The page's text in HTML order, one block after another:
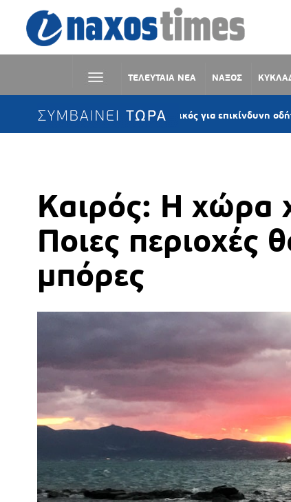
ΤΕΛΕΥΤΑΙΑ ΝΕΑ ΝΑΞΟΣ
ΣΥΜΒΑΙΝΕΙ ΤΩΡΑ
Συνελήφθη αστυνομικός για επικίνδυνη οδήγηση και
Καιρός: Η χώρα
Ποιες περιοχές
μπόρες